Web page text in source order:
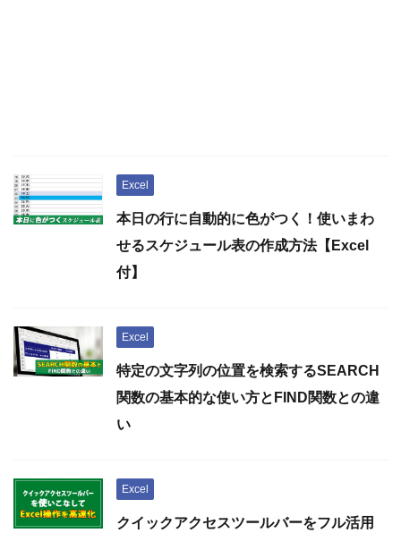
Excel
本日の行に自動的に色がつく！使いまわ
せるスケジュール表の作成方法【Excel
付】
Excel
特定の文字列の位置を検索するSEARCH
関数の基本的な使い方とFIND関数との違
い
Excel
クイックアクセスツールバーをフル活用